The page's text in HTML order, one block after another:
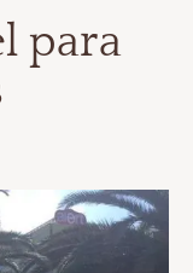
para